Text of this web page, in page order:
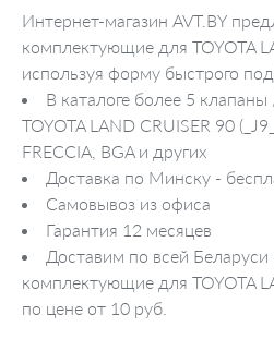
Интернет-магазин AVT.BY
комплектующие для TOYOTA
используя форму быстрого
В каталоге более 5
TOYOTA LAND CRUISER 90
FRECCIA, BGA и других
Доставка по Минску -
Самовывоз из офиса
Гарантия 12 месяцев
Доставим по всей
комплектующие для TOYOTA
по цене от 10 руб.